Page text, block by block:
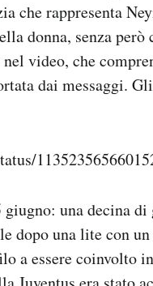
che rappresenta
donna, senza
nel video, che
dai messaggi.
una decina
dopo una lite con
a essere coinvolto